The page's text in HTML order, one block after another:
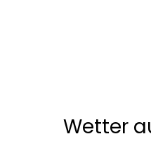
Wetter